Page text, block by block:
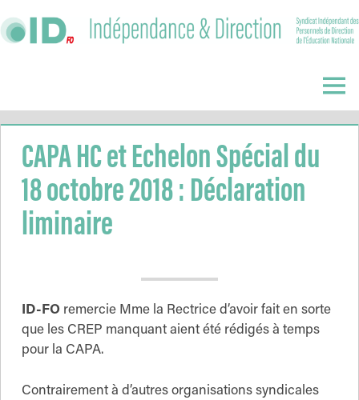
to
Direction
Menu
CAPA HC et Echelon Spécial du
18 octobre 2018 : Déclaration
liminaire
ID-FO remercie Mme la Rectrice d’avoir fait en sorte
que les CREP manquant aient été rédigés à temps
pour la CAPA.
Contrairement à d’autres organisations syndicales